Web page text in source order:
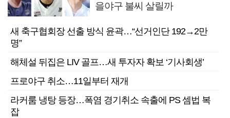
을야구 불씨 살릴까
새 축구협회장 선출 방식 윤곽…“선거인단 192→2만
명”
해체설 뒤집은 LIV 골프…새 투자자 확보 ‘기사회생’
프로야구 취소…11일부터 재개
라커룸 냉탕 등장…폭염 경기취소 속출에 PS 셈법 복
잡